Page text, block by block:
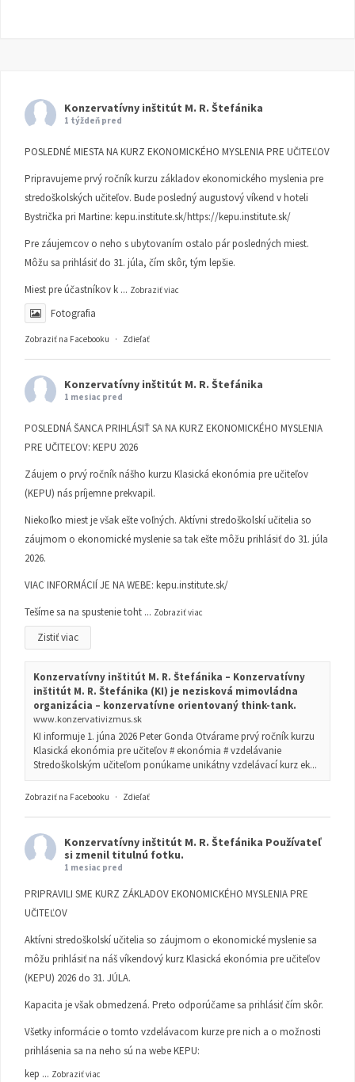
Konzervatívny inštitút M. R. Štefánika
1 týždeň pred
POSLEDNÉ MIESTA NA KURZ EKONOMICKÉHO MYSLENIA PRE UČITEĽOV
Pripravujeme prvý ročník kurzu základov ekonomického myslenia pre
stredoškolských učiteľov. Bude posledný augustový víkend v hoteli
Bystrička pri Martine: kepu.institute.sk/https://kepu.institute.sk/
Pre záujemcov o neho s ubytovaním ostalo pár posledných miest.
Môžu sa prihlásiť do 31. júla, čím skôr, tým lepšie.
Miest pre účastníkov k ... Zobraziť viac
Fotografia
Zobraziť na Facebooku · Zdieľať
Konzervatívny inštitút M. R. Štefánika
1 mesiac pred
POSLEDNÁ ŠANCA PRIHLÁSIŤ SA NA KURZ EKONOMICKÉHO MYSLENIA
PRE UČITEĽOV: KEPU 2026
Záujem o prvý ročník nášho kurzu Klasická ekonómia pre učiteľov
(KEPU) nás príjemne prekvapil.
Niekoľko miest je však ešte voľných. Aktívni stredoškolskí učitelia so
záujmom o ekonomické myslenie sa tak ešte môžu prihlásiť do 31. júla
2026.
VIAC INFORMÁCIÍ JE NA WEBE: kepu.institute.sk/
Tešíme sa na spustenie toht ... Zobraziť viac
Zistiť viac
Konzervatívny inštitút M. R. Štefánika – Konzervatívny
inštitút M. R. Štefánika (KI) je nezisková mimovládna
organizácia – konzervatívne orientovaný think-tank.
www.konzervativizmus.sk
KI informuje 1. júna 2026 Peter Gonda Otvárame prvý ročník kurzu
Klasická ekonómia pre učiteľov # ekonómia # vzdelávanie
Stredoškolským učiteľom ponúkame unikátny vzdelávací kurz ek...
Zobraziť na Facebooku · Zdieľať
Konzervatívny inštitút M. R. Štefánika Používateľ
si zmenil titulnú fotku.
1 mesiac pred
PRIPRAVILI SME KURZ ZÁKLADOV EKONOMICKÉHO MYSLENIA PRE
UČITEĽOV
Aktívni stredoškolskí učitelia so záujmom o ekonomické myslenie sa
môžu prihlásiť na náš víkendový kurz Klasická ekonómia pre učiteľov
(KEPU) 2026 do 31. JÚLA.
Kapacita je však obmedzená. Preto odporúčame sa prihlásiť čím skôr.
Všetky informácie o tomto vzdelávacom kurze pre nich a o možnosti
prihlásenia sa na neho sú na webe KEPU:
kep ... Zobraziť viac